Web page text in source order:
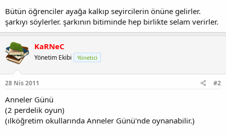
Bütün öğrenciler ayağa kalkıp seyircilerin önüne gelirler.
şarkıyı söylerler. şarkının bitiminde hep birlikte selam verirler.
KaRNeC
Yönetim Ekibi Yönetici
28 Nis 2011 #2
Anneler Günü
(2 perdelik oyun)
(ılköğretim okullarında Anneler Günü'nde oynanabilir.)